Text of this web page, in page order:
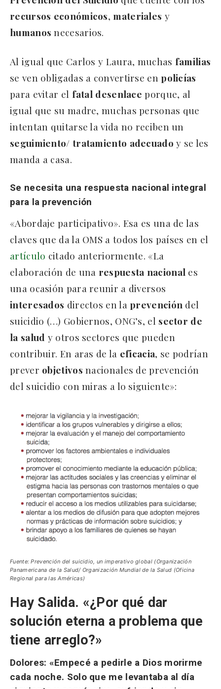
recursos económicos, materiales y
humanos necesarios.
Al igual que Carlos y Laura, muchas familias
se ven obligadas a convertirse en policías
para evitar el fatal desenlace porque, al
igual que su madre, muchas personas que
intentan quitarse la vida no reciben un
seguimiento/ tratamiento adecuado y se les
manda a casa.
Se necesita una respuesta nacional integral
para la prevención
«Abordaje participativo». Esa es una de las
claves que da la OMS a todos los países en el
artículo citado anteriormente. «La
elaboración de una respuesta nacional es
una ocasión para reunir a diversos
interesados directos en la prevención del
suicidio (…) Gobiernos, ONG’s, el sector de
la salud y otros sectores que pueden
contribuir. En aras de la eficacia, se podrían
prever objetivos nacionales de prevención
del suicidio con miras a lo siguiente»:
Fuente: Prevención del suicidio, un imperativo global (Organización
Panamericana de la Salud/ Organización Mundial de la Salud (Oficina
Regional para las Américas)
Hay Salida. «¿Por qué dar
solución eterna a problema que
tiene arreglo?»
Dolores: «Empecé a pedirle a Dios morirme
cada noche. Solo que me levantaba al día